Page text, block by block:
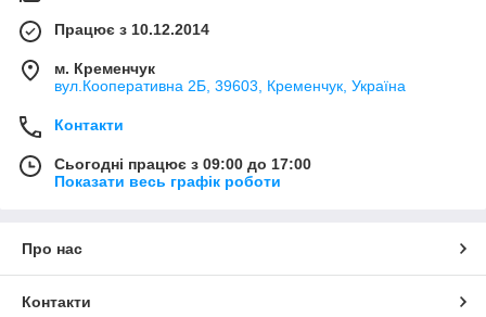
Працює з 10.12.2014
м. Кременчук
вул.Кооперативна 2Б, 39603, Кременчук, Україна
Контакти
Сьогодні працює з 09:00 до 17:00
Показати весь графік роботи
Про нас
Контакти